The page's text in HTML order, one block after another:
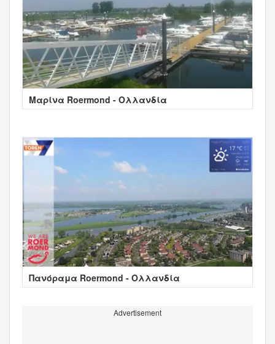
Μαρίνα Roermond - Ολλανδία
Πανόραμα Roermond - Ολλανδία
Advertisement